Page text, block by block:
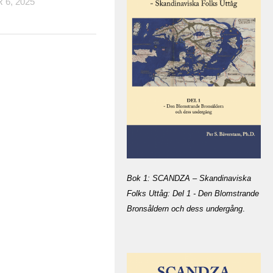
Bok 1: SCANDZA – Skandinaviska
Folks Uttåg: Del 1 - Den Blomstrande
Bronsåldern och dess undergång